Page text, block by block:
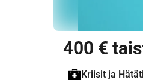
400 €
Kriisit ja